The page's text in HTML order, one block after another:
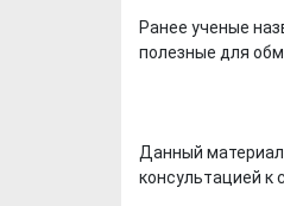
Ранее ученые
полезные для
Данный
консультацией к